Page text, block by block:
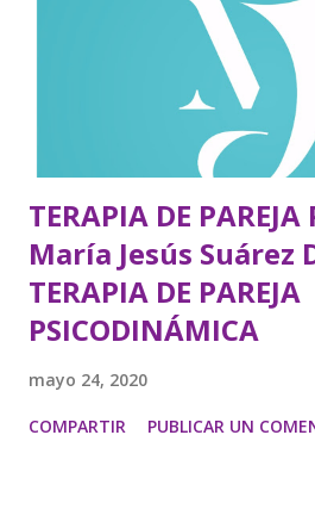
TERAPIA DE
María Jesús Suárez
TERAPIA DE PAREJA
PSICODINÁMICA
mayo 24, 2020
COMPARTIR PUBLICAR UN